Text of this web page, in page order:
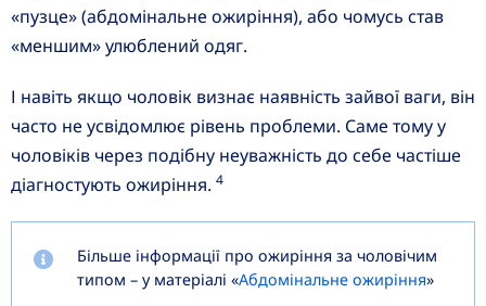
«пузце» (абдомінальне ожиріння), або чомусь став
«меншим» улюблений одяг.
І навіть якщо чоловік визнає наявність зайвої ваги, він
часто не усвідомлює рівень проблеми. Саме тому у
чоловіків через подібну неуважність до себе частіше
діагностують ожиріння. 4
Більше інформації про ожиріння за чоловічим
типом – у матеріалі «Абдомінальне ожиріння»